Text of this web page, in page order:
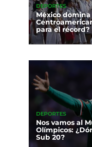
DEPORTES
México
para el récord?
DEPORTES
Nos vamos al
Olímpicos:
Sub 20?